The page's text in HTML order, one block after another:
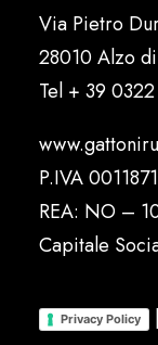
Via Pietro
28010 Alzo
Tel + 39
P.IVA
REA: NO –
Capitale
Privacy Policy |